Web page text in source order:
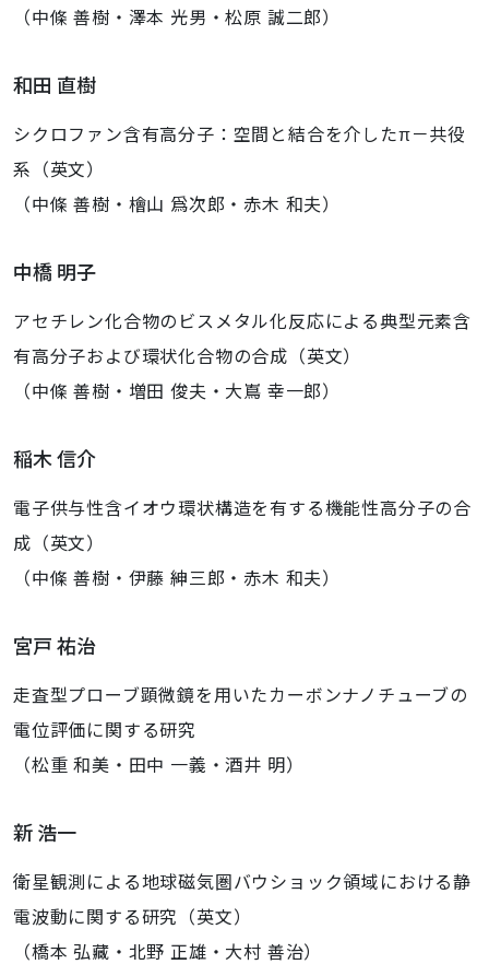
（中條 善樹・澤本 光男・松原 誠二郎）
和田 直樹
シクロファン含有高分子：空間と結合を介したπ－共役
系（英文）
（中條 善樹・檜山 爲次郎・赤木 和夫）
中橋 明子
アセチレン化合物のビスメタル化反応による典型元素含
有高分子および環状化合物の合成（英文）
（中條 善樹・増田 俊夫・大嶌 幸一郎）
稲木 信介
電子供与性含イオウ環状構造を有する機能性高分子の合
成（英文）
（中條 善樹・伊藤 紳三郎・赤木 和夫）
宮戸 祐治
走査型プローブ顕微鏡を用いたカーボンナノチューブの
電位評価に関する研究
（松重 和美・田中 一義・酒井 明）
新 浩一
衛星観測による地球磁気圏バウショック領域における静
電波動に関する研究（英文）
（橋本 弘藏・北野 正雄・大村 善治）